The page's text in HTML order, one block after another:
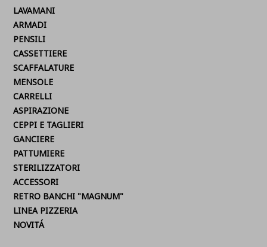
LAVAMANI
ARMADI
PENSILI
CASSETTIERE
SCAFFALATURE
MENSOLE
CARRELLI
ASPIRAZIONE
CEPPI E TAGLIERI
GANCIERE
PATTUMIERE
STERILIZZATORI
ACCESSORI
RETRO BANCHI "MAGNUM"
LINEA PIZZERIA
NOVITÁ